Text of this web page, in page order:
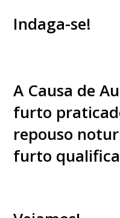
Indaga-se!
A Causa de
furto
repouso
furto